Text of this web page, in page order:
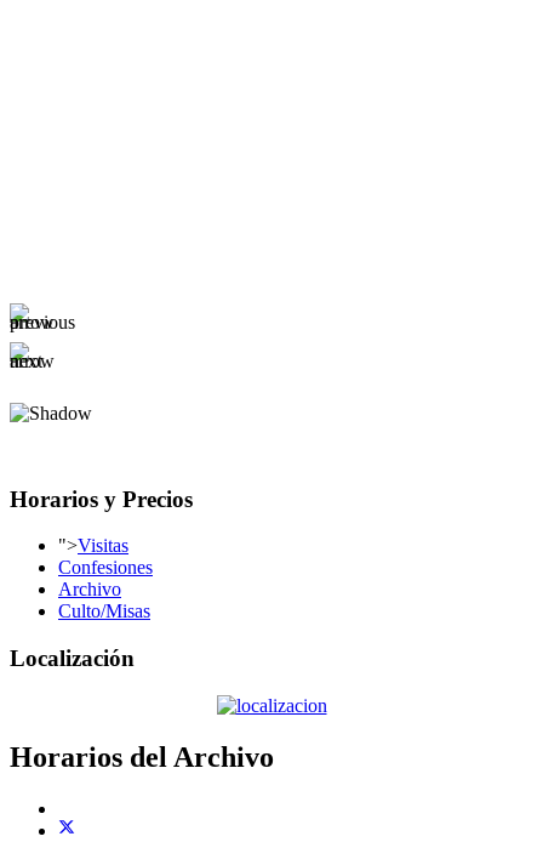
Horarios y Precios
">Visitas
Confesiones
Archivo
Culto/Misas
Localización
Horarios del Archivo